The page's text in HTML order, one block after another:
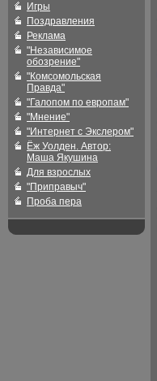
Игры
Поздравления
Реклама
"Независимое
обозрение"
"Комсомольская
Правда"
"Галопом по европам"
"Мнение"
"Интернет с Экслером"
Ёж Уолден. Автор:
Маша Якушина
Для взрослых
"Приправыч"
Проба пера